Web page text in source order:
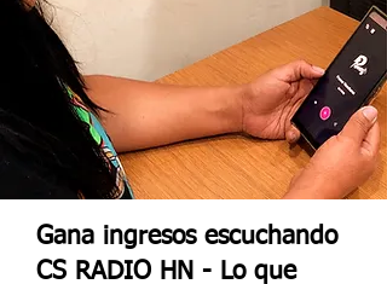
Gana ingresos escuchando
CS RADIO HN - Lo que